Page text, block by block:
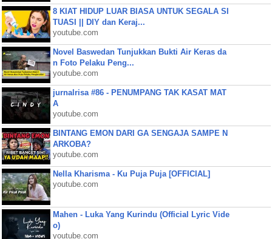
8 KIAT HIDUP LUAR BIASA UNTUK SEGALA SI
TUASI || DIY dan Keraj...
youtube.com
Novel Baswedan Tunjukkan Bukti Air Keras da
n Foto Pelaku Peng...
youtube.com
jurnalrisa #86 - PENUMPANG TAK KASAT MAT
A
youtube.com
BINTANG EMON DARI GA SENGAJA SAMPE N
ARKOBA?
youtube.com
Nella Kharisma - Ku Puja Puja [OFFICIAL]
youtube.com
Mahen - Luka Yang Kurindu (Official Lyric Vide
o)
youtube.com